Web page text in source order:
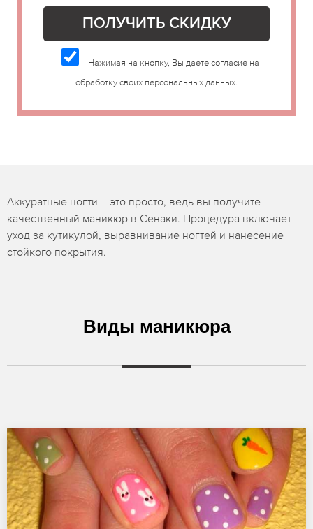
Нажимая на кнопку, Вы даете согласие на
обработку своих персональных данных.
Аккуратные ногти – это просто, ведь вы получите
качественный маникюр в Сенаки. Процедура включает
уход за кутикулой, выравнивание ногтей и нанесение
стойкого покрытия.
Виды маникюра